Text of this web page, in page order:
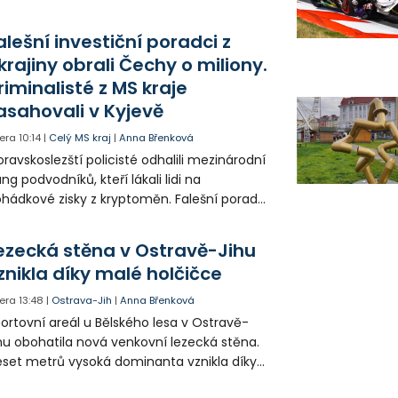
investiční poradci z
obrali Čechy o miliony.
z MS kraje
v Kyjevě
10:14 | Celý MS kraj |Anna Břenková
policisté odhalili mezinárodní
podvodníků, kteří lákali lidi na
zisky z kryptoměn. Falešní poradci
až stovky milionů korun. Na padesátce
prohlídek v Kyjevě se podíleli i
vyšetřovatelé.
stěna v Ostravě-Jihu
díky malé holčičce
13:48 | Ostrava-Jih |Anna Břenková
areál u Bělského lesa v Ostravě-
obohatila nová venkovní lezecká stěna.
metrů vysoká dominanta vznikla díky